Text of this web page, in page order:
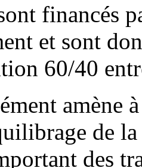
financés
et sont
60/40
amène
de
des